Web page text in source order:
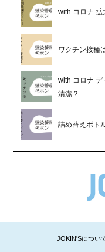
with コロナ 拡
ワクチン接種
with コロナ デ
清潔？
詰め替えボト
JOKIN'Sについ